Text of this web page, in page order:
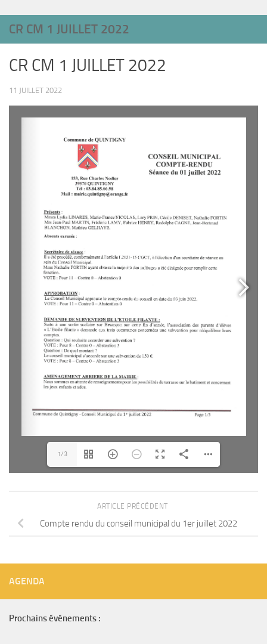
CR CM 1 JUILLET 2022
CR CM 1 JUILLET 2022
11 JUILLET 2022
1/3
ARTICLE PRÉCÉDENT
Compte rendu du conseil municipal du 1er juillet 2022
AGENDA
Prochains événements :